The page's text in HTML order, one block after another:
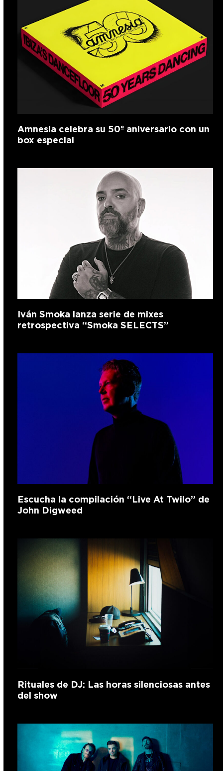
Amnesia celebra su 50º aniversario con un
box especial
Iván Smoka lanza serie de mixes
retrospectiva “Smoka SELECTS”
Escucha la compilación “Live At Twilo” de
John Digweed
Rituales de DJ: Las horas silenciosas antes
del show